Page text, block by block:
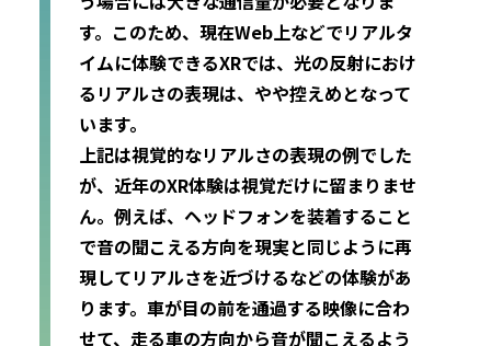
す。このため、現在Web上などでリアルタ
イムに体験できるXRでは、光の反射におけ
るリアルさの表現は、やや控えめとなって
います。
上記は視覚的なリアルさの表現の例でした
が、近年のXR体験は視覚だけに留まりませ
ん。例えば、ヘッドフォンを装着すること
で音の聞こえる方向を現実と同じように再
現してリアルさを近づけるなどの体験があ
ります。車が目の前を通過する映像に合わ
せて、走る車の方向から音が聞こえるよう